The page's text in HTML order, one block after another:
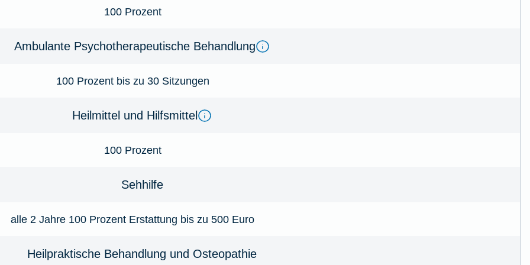
100 Prozent
Ambulante Psychotherapeutische Behandlung
100 Prozent bis zu 30 Sitzungen
Heilmittel und Hilfsmittel
100 Prozent
Sehhilfe
alle 2 Jahre 100 Prozent Erstattung bis zu 500 Euro
Heilpraktische Behandlung und Osteopathie